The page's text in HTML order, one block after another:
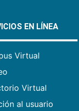
EN LÍNEA
Virtual
Virtual
al usuario